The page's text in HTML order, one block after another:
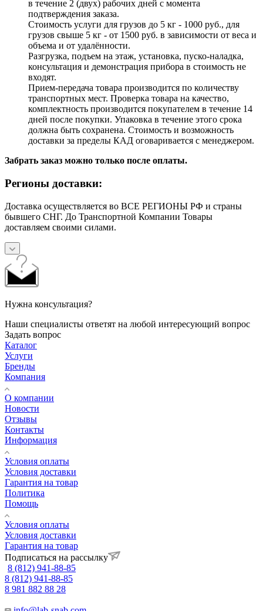
в течение 2 (двух) рабочих дней с момента
подтверждения заказа.
Стоимость услуги для грузов до 5 кг - 1000 руб., для
грузов свыше 5 кг - от 1500 руб. в зависимости от веса и
объема и от удалённости.
Разгрузка, подъем на этаж, установка, пуско-наладка,
консультация и демонстрация прибора в стоимость не
входят.
Прием-передача товара производится по количеству
транспортных мест. Проверка товара на качество,
комплектность производится покупателем в течение 14
дней после покупки. Упаковка в течение этого срока
должна быть сохранена. Стоимость и возможность
доставки за пределы КАД оговаривается с менеджером.
Забрать заказ можно только после оплаты.
Регионы доставки:
Доставка осуществляется во ВСЕ РЕГИОНЫ РФ и страны
бывшего СНГ. До Транспортной Компании Товары
доставляем своими силами.
Нужна консультация?
Наши специалисты ответят на любой интересующий вопрос
Задать вопрос
Каталог
Услуги
Бренды
Компания
О компании
Новости
Отзывы
Контакты
Информация
Условия оплаты
Условия доставки
Гарантия на товар
Политика
Помощь
Условия оплаты
Условия доставки
Гарантия на товар
Подписаться на рассылку
8 (812) 941-88-85
8 (812) 941-88-85
8 981 882 88 28